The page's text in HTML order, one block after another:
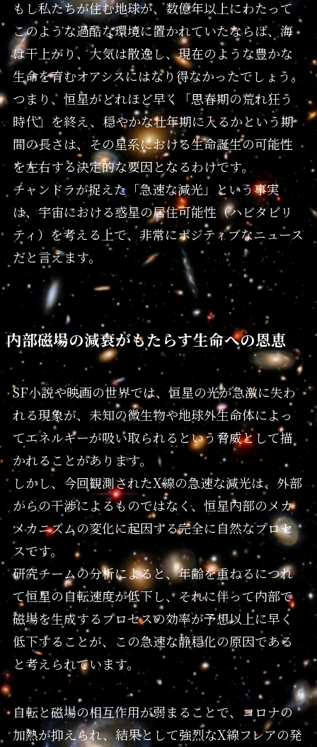
もし私たちが住む地球が、数億年以上にわたって
このような過酷な環境に置かれていたならば、海
は干上がり、大気は散逸し、現在のような豊かな
生命を育むオアシスにはなり得なかったでしょう。
つまり、恒星がどれほど早く「思春期の荒れ狂う
時代」を終え、穏やかな壮年期に入るかという期
間の長さは、その星系における生命誕生の可能性
を左右する決定的な要因となるわけです。
チャンドラが捉えた「急速な減光」という事実
は、宇宙における惑星の居住可能性（ハビタビリ
ティ）を考える上で、非常にポジティブなニュース
だと言えます。
内部磁場の減衰がもたらす生命への恩恵
SF小説や映画の世界では、恒星の光が急激に失わ
れる現象が、未知の微生物や地球外生命体によっ
てエネルギーが吸い取られるという脅威として描
かれることがあります。
しかし、今回観測されたX線の急速な減光は、外部
からの干渉によるものではなく、恒星内部のメカ
メカニズムの変化に起因する完全に自然なプロセ
スです。
研究チームの分析によると、年齢を重ねるにつれ
て恒星の自転速度が低下し、それに伴って内部で
磁場を生成するプロセスの効率が予想以上に早く
低下することが、この急速な静穏化の原因である
と考えられています。
自転と磁場の相互作用が弱まることで、コロナの
加熱が抑えられ、結果として強烈なX線フレアの発